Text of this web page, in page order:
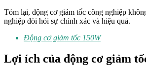
Tóm lại, động cơ giảm tốc công nghiệp
nghiệp đòi hỏi sự chính xác và hiệu quả.
Động cơ giảm tốc 150W
Lợi ích của động cơ giảm